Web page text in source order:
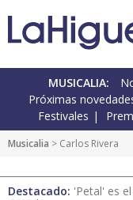
MUSICALIA:
Próximas
Festivales
Musicalia > Carlos Rivera
Destacado: 'Petal' es